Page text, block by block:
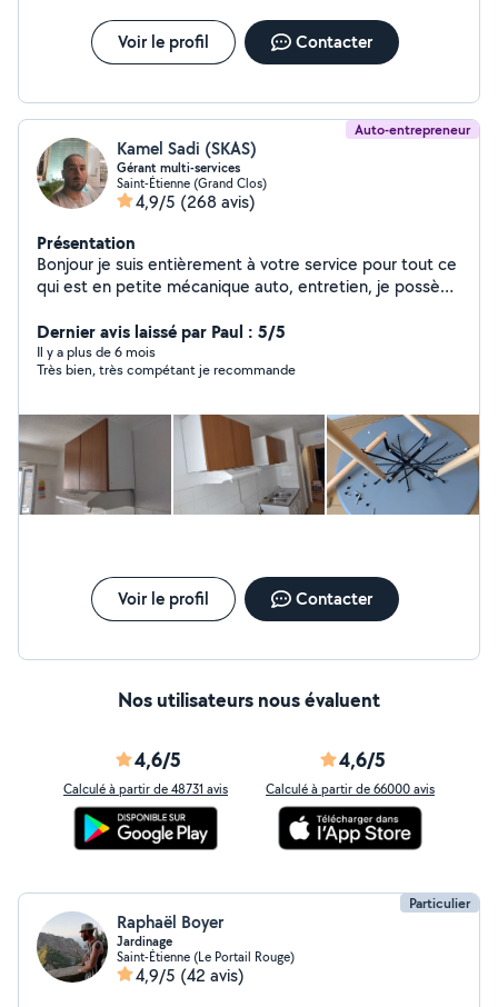
demande, réponse rapide garantie !
Voir le profil Contacter
Auto-entrepreneur
Kamel Sadi (SKAS)
Gérant multi-services
Saint-Étienne (Grand Clos)
4,9/5 (268 avis)
Présentation
Bonjour je suis entièrement à votre service pour tout ce
qui est en petite mécanique auto, entretien, je possède
intérieur de votre habitation, je propose mes services
en déménagement .
Dernier avis laissé par Paul : 5/5
Il y a plus de 6 mois
Très bien, très compétant je recommande
Voir le profil Contacter
Nos utilisateurs nous évaluent
4,6/5
Calculé à partir de 48731 avis
4,6/5
Calculé à partir de 66000 avis
Particulier
Raphaël Boyer
Jardinage
Saint-Étienne (Le Portail Rouge)
4,9/5 (42 avis)